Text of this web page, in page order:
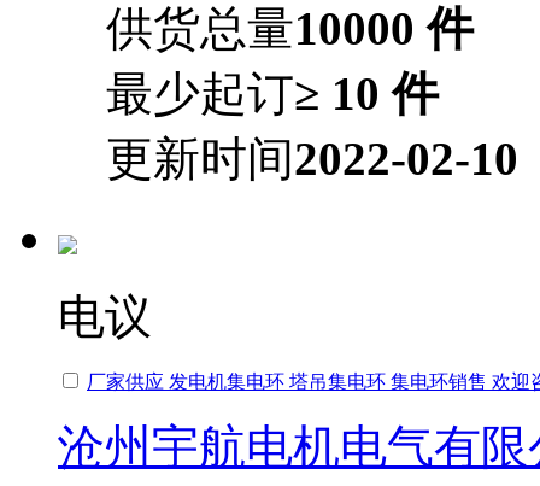
供货总量10000 件
最少起订≥ 10 件
更新时间2022-02-10
电议
厂家供应 发电机集电环 塔吊集电环 集电环销售 欢迎
沧州宇航电机电气有限